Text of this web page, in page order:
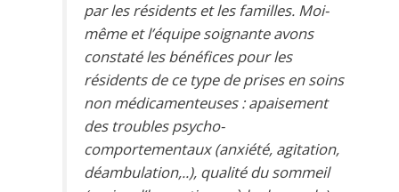
par les résidents et les familles. Moi-
même et l’équipe soignante avons
constaté les bénéfices pour les
résidents de ce type de prises en soins
non médicamenteuses : apaisement
des troubles psycho-
comportementaux (anxiété, agitation,
déambulation,..), qualité du sommeil